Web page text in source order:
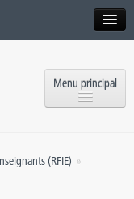
Menu principal
(RFIE) »